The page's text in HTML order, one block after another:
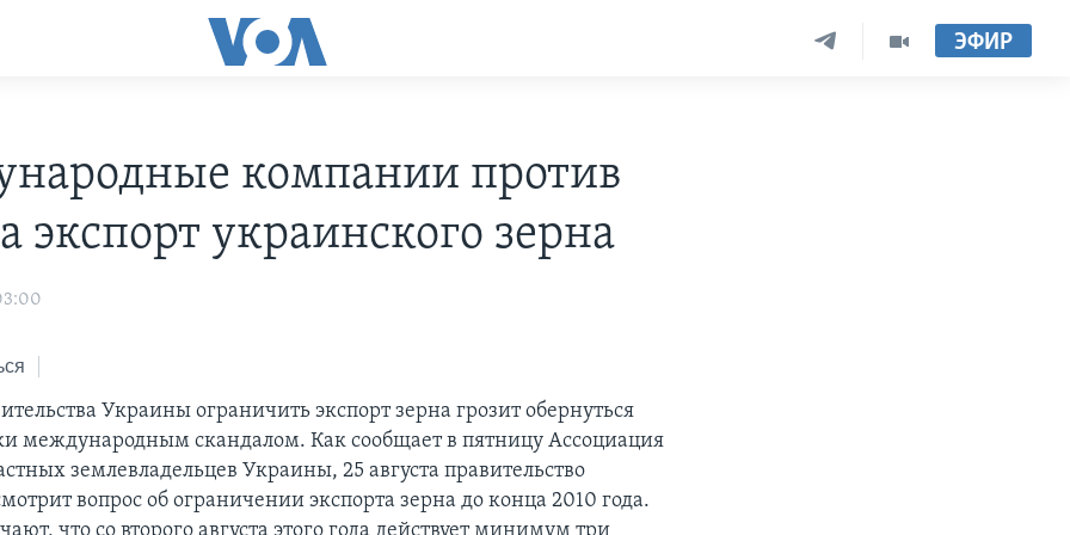
ЭФИР
компании против
экспорт украинского зерна
Украины ограничить экспорт зерна грозит обернуться
международным скандалом. Как сообщает в пятницу Ассоциация
землевладельцев Украины, 25 августа правительство
вопрос об ограничении экспорта зерна до конца 2010 года.